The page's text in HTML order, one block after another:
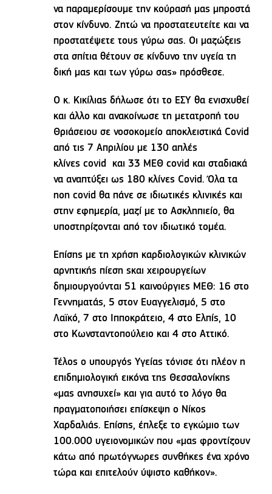
να παραμερίσουμε την κούρασή μας μπροστά
στον κίνδυνο. Ζητώ να προστατευτείτε και να
προστατέψετε τους γύρω σας. Οι μαζώξεις
στα σπίτια θέτουν σε κίνδυνο την υγεία τη
δική μας και των γύρω σας» πρόσθεσε.
Ο κ. Κικίλιας δήλωσε ότι το ΕΣΥ θα ενισχυθεί
και άλλο και ανακοίνωσε τη μετατροπή του
Θριάσειου σε νοσοκομείο αποκλειστικά Covid
από τις 7 Απριλίου με 130 απλές
κλίνες covid και 33 ΜΕΘ covid και σταδιακά
να αναπτύξει ως 180 κλίνες Covid. Όλα τα
non covid θα πάνε σε ιδιωτικές κλινικές και
στην εφημερία, μαζί με το Ασκληπιείο, θα
υποστηρίζονται από τον ιδιωτικό τομέα.
Επίσης με τη χρήση καρδιολογικών κλινικών
αρνητικής πίεση ςκαι χειρουργείων
δημιουργούνται 51 καινούργιες ΜΕΘ: 16 στο
Γεννηματάς, 5 στον Ευαγγελισμό, 5 στο
Λαϊκό, 7 στο Ιπποκράτειο, 4 στο Ελπίς, 10
στο Κωνσταντοπούλειο και 4 στο Αττικό.
Τέλος ο υπουργός Υγείας τόνισε ότι πλέον η
επιδημιολογική εικόνα της Θεσσαλονίκης
«μας ανησυχεί» και για αυτό το λόγο θα
πραγματοποιήσει επίσκεψη ο Νίκος
Χαρδαλιάς. Επίσης, έπλεξε το εγκώμιο των
100.000 υγειονομικών που «μας φροντίζουν
κάτω από πρωτόγνωρες συνθήκες ένα χρόνο
τώρα και επιτελούν ύψιστο καθήκον».